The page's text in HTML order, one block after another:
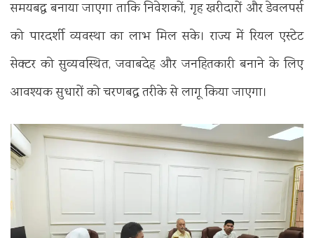
समयबद्ध बनाया जाएगा ताकि निवेशकों, गृह खरीदारों और डेवलपर्स
को पारदर्शी व्यवस्था का लाभ मिल सके। राज्य में रियल एस्टेट
सेक्टर को सुव्यवस्थित, जवाबदेह और जनहितकारी बनाने के लिए
आवश्यक सुधारों को चरणबद्ध तरीके से लागू किया जाएगा।